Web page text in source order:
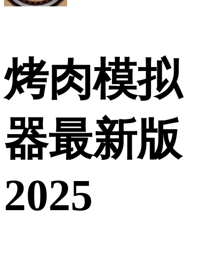
烤肉模拟
器最新版
2025